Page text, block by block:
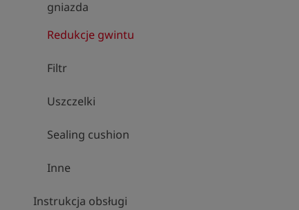
gniazda
Redukcje gwintu
Filtr
Uszczelki
Sealing cushion
Inne
Instrukcja obsługi